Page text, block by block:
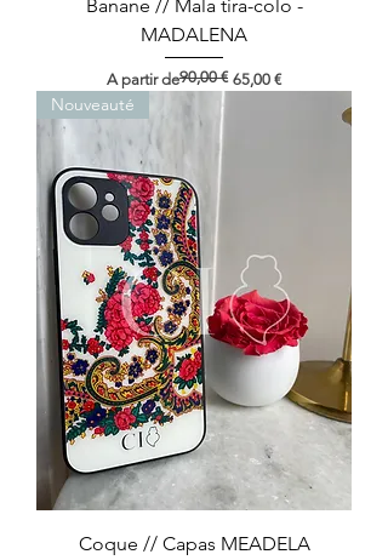
Banane // Mala tira-colo -
MADALENA
A partir de
Preço normal90,00 € 65,00 €
Preço promocional
Nouveauté
Coque // Capas MEADELA